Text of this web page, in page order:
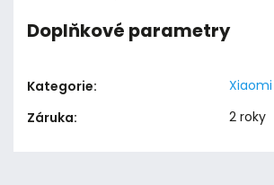
Doplňkové parametry
Kategorie:
Xiaomi
Záruka: 2 roky